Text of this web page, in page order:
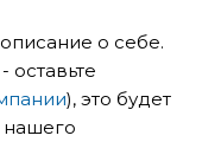
о себе.
оставьте
), это будет
нашего